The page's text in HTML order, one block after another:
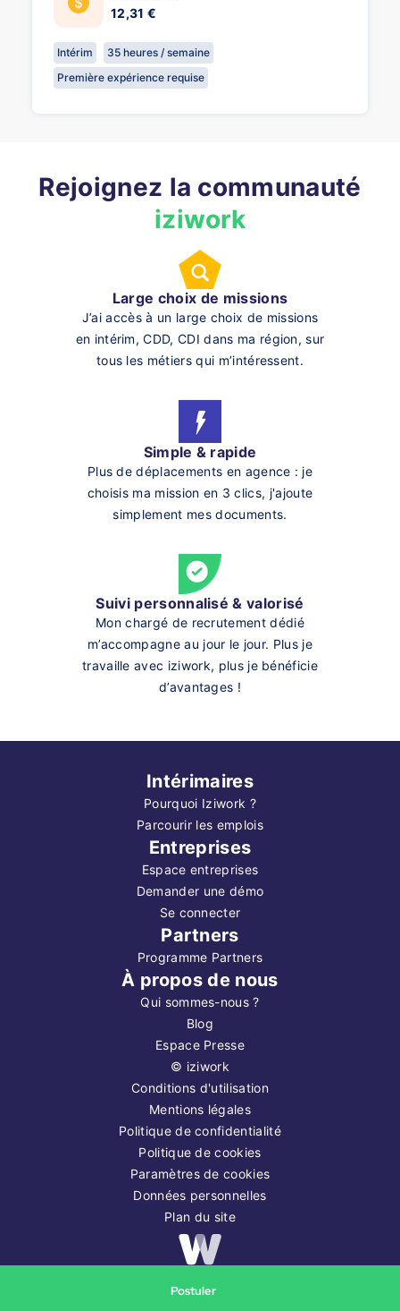
Postuler
12,31 €
Intérim
35 heures / semaine
Première expérience requise
Rejoignez la communauté
iziwork
Large choix de missions
J’ai accès à un large choix de missions
en intérim, CDD, CDI dans ma région, sur
tous les métiers qui m’intéressent.
Simple & rapide
Plus de déplacements en agence : je
choisis ma mission en 3 clics, j'ajoute
simplement mes documents.
Suivi personnalisé & valorisé
Mon chargé de recrutement dédié
m’accompagne au jour le jour. Plus je
travaille avec iziwork, plus je bénéficie
d’avantages !
Intérimaires
Pourquoi Iziwork ?
Parcourir les emplois
Entreprises
Espace entreprises
Demander une démo
Se connecter
Partners
Programme Partners
À propos de nous
Qui sommes-nous ?
Blog
Espace Presse
© iziwork
Conditions d'utilisation
Mentions légales
Politique de confidentialité
Politique de cookies
Paramètres de cookies
Données personnelles
Plan du site